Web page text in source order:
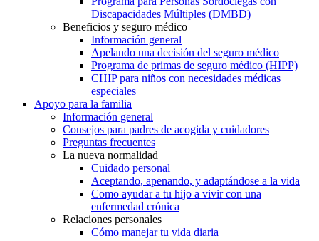
Discapacidades Múltiples (DMBD)
Beneficios y seguro médico
Información general
Apelando una decisión del seguro médico
Programa de primas de seguro médico (HIPP)
CHIP para niños con necesidades médicas
especiales
Apoyo para la familia
Información general
Consejos para padres de acogida y cuidadores
Preguntas frecuentes
La nueva normalidad
Cuidado personal
Aceptando, apenando, y adaptándose a la vida
Como ayudar a tu hijo a vivir con una
enfermedad crónica
Relaciones personales
Cómo manejar tu vida diaria